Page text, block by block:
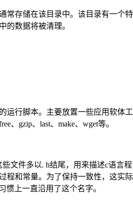
常存储在该目录中。该目录有一个特
的数据将被清理。
运行脚本。主要放置一些应用软体工
、gzip、last、make、wget等。
文件多以. h结尾，用来描述c语言程
程和常量。为了保持一致性，这实际
惯上一直沿用了这个名字。